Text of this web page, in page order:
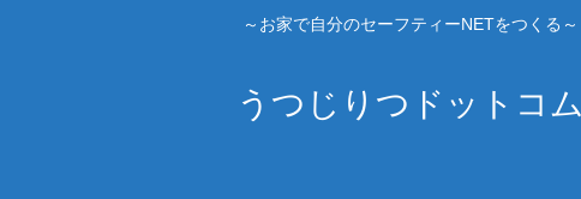
～お家で自分のセーフティーNETをつくる～
うつじりつドットコム